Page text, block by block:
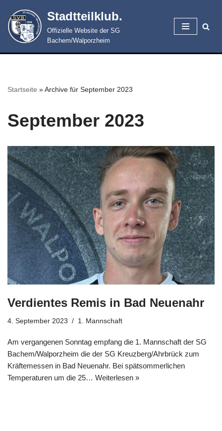
Zum
Inhalt
Stadtteilklub.
Offizielle Website der SG
Bachem/Walporzheim
Startseite »Archive für September 2023
September 2023
Verdientes Remis in Bad Neuenahr
4. September 2023 1. Mannschaft
Am vergangenen Sonntag empfang die 1. Mannschaft der SG
Bachem/Walporzheim die der SG Kreuzberg/Ahrbrück zum
Kräftemessen in Bad Neuenahr. Bei spätsommerlichen
Temperaturen um die 25… Weiterlesen »